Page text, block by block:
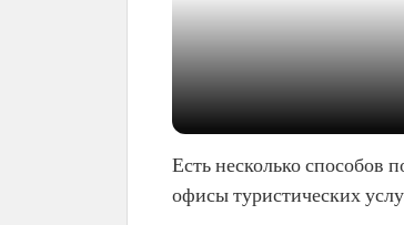
Есть несколько способов
офисы туристических